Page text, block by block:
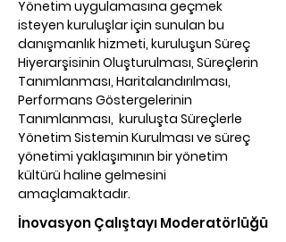
Yönetim uygulamasına geçmek
isteyen kuruluşlar için sunulan bu
danışmanlık hizmeti, kuruluşun Süreç
Hiyerarşisinin Oluşturulması, Süreçlerin
Tanımlanması, Haritalandırılması,
Performans Göstergelerinin
Tanımlanması, kuruluşta Süreçlerle
Yönetim Sistemin Kurulması ve süreç
yönetimi yaklaşımının bir yönetim
kültürü haline gelmesini
amaçlamaktadır.
İnovasyon Çalıştayı Moderatörlüğü